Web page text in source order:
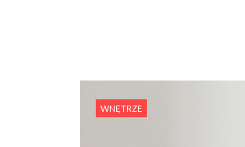
WNĘTRZE